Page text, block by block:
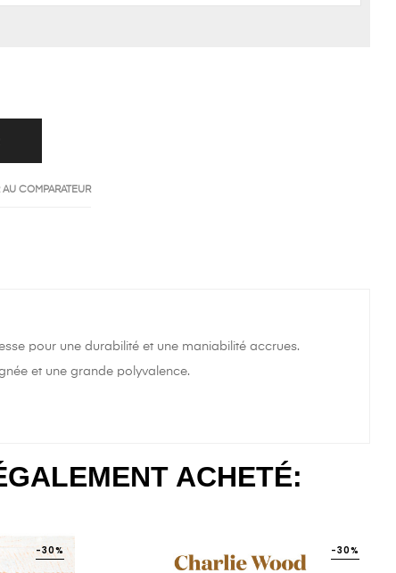
COMPARATEUR
pour une durabilité et une maniabilité accrues.
et une grande polyvalence.
ACHETÉ:
-30% -30%